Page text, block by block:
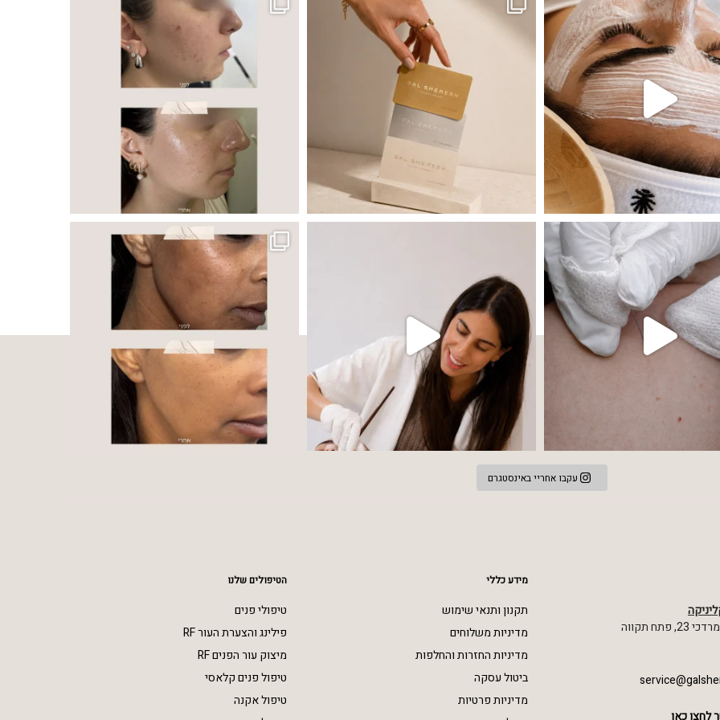
שהעור פשוט צריך לעצור רגע, לנשום ולהתאזן תהליך אחד שיכול לעשות הבדל גדול במראה ובאיכות העור
עקבו אחריי באינסטגרם
תקווה
לחצו כאן
מידע כללי
תקנון ותנאי שימוש
מדיניות משלוחים
מדיניות החזרות והחלפות
ביטול עסקה
מדיניות פרטיות
הטיפולים שלנו
טיפולי פנים
פילינג והצערת העור RF
מיצוק עור הפנים RF
טיפול פנים קלאסי
טיפול אקנה